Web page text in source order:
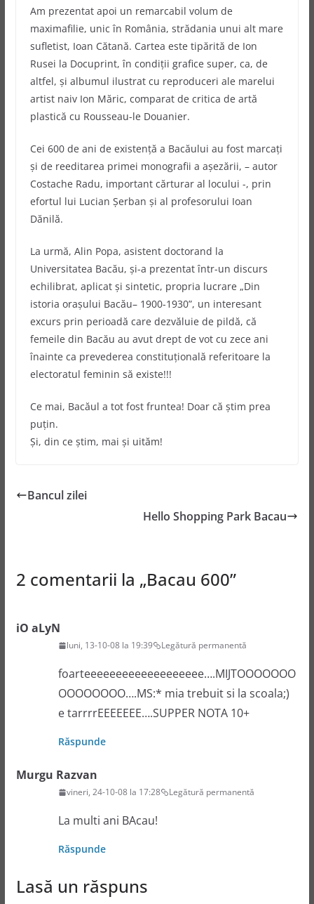
Am prezentat apoi un remarcabil volum de
maximafilie, unic în România, strădania unui alt mare
sufletist, Ioan Cătană. Cartea este tipărită de Ion
Rusei la Docuprint, în condiţii grafice super, ca, de
altfel, şi albumul ilustrat cu reproduceri ale marelui
artist naiv Ion Măric, comparat de critica de artă
plastică cu Rousseau-le Douanier.
Cei 600 de ani de existenţă a Bacăului au fost marcaţi
şi de reeditarea primei monografii a aşezării, – autor
Costache Radu, important cărturar al locului -, prin
efortul lui Lucian Şerban şi al profesorului Ioan
Dănilă.
La urmă, Alin Popa, asistent doctorand la
Universitatea Bacău, şi-a prezentat într-un discurs
echilibrat, aplicat şi sintetic, propria lucrare „Din
istoria oraşului Bacău– 1900-1930”, un interesant
excurs prin perioadă care dezvăluie de pildă, că
femeile din Bacău au avut drept de vot cu zece ani
înainte ca prevederea constituţională referitoare la
electoratul feminin să existe!!!
Ce mai, Bacăul a tot fost fruntea! Doar că ştim prea
puţin.
Şi, din ce ştim, mai şi uităm!
Bancul zilei
Hello Shopping Park Bacau
2 comentarii la „Bacau 600”
iO aLyN
luni, 13-10-08 la 19:39 Legătură permanentă
foarteeeeeeeeeeeeeeeeeee….MIJTOOOOOOO
OOOOOOOO….MS:* mia trebuit si la scoala;)
e tarrrrEEEEEEE….SUPPER NOTA 10+
Răspunde
Murgu Razvan
vineri, 24-10-08 la 17:28 Legătură permanentă
La multi ani BAcau!
Răspunde
Lasă un răspuns